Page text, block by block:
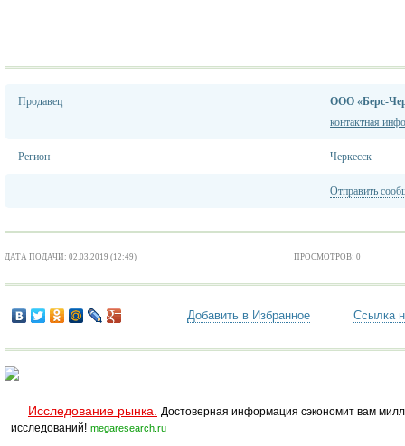
Продавец
ООО «Берс-
контактная
Регион Черкесск
Отправить
ДАТА ПОДАЧИ: 02.03.2019 (12:49) ПРОСМОТРОВ: 0
Добавить в Избранное Ссылка
Исследование рынка.
Достоверная информация сэкономит вам
исследований! megaresearch.ru